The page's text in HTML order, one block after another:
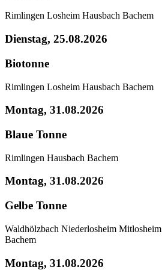
Rimlingen Losheim Hausbach Bachem
Dienstag, 25.08.2026
Biotonne
Rimlingen Losheim Hausbach Bachem
Montag, 31.08.2026
Blaue Tonne
Rimlingen Hausbach Bachem
Montag, 31.08.2026
Gelbe Tonne
Waldhölzbach Niederlosheim Mitlosheim
Bachem
Montag, 31.08.2026